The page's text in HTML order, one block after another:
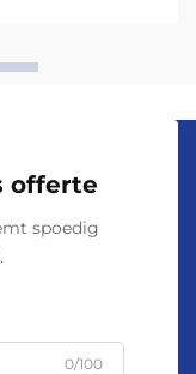
offerte
spoedig
0/100